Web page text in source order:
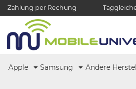
Zahlung per Rechung
Apple Samsung Andere